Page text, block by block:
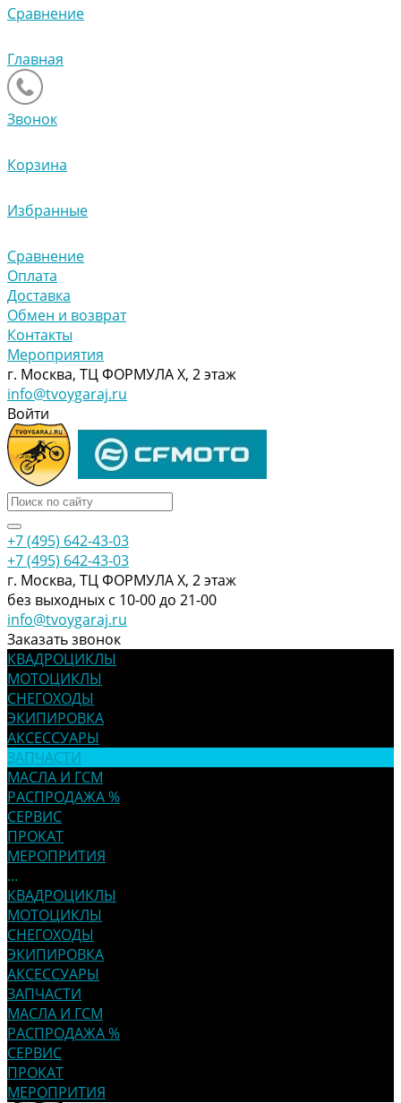
Сравнение
Главная
Звонок
Корзина
Избранные
Сравнение
Оплата
Доставка
Обмен и возврат
Контакты
Мероприятия
г. Москва, ТЦ ФОРМУЛА Х, 2 этаж
info@tvoygaraj.ru
Войти
+7 (495) 642-43-03
+7 (495) 642-43-03
г. Москва, ТЦ ФОРМУЛА Х, 2 этаж
без выходных с 10-00 до 21-00
info@tvoygaraj.ru
Заказать звонок
КВАДРОЦИКЛЫ
МОТОЦИКЛЫ
СНЕГОХОДЫ
ЭКИПИРОВКА
АКСЕССУАРЫ
ЗАПЧАСТИ
МАСЛА И ГСМ
РАСПРОДАЖА %
СЕРВИС
ПРОКАТ
МЕРОПРИТИЯ
...
КВАДРОЦИКЛЫ
МОТОЦИКЛЫ
СНЕГОХОДЫ
ЭКИПИРОВКА
АКСЕССУАРЫ
ЗАПЧАСТИ
МАСЛА И ГСМ
РАСПРОДАЖА %
СЕРВИС
ПРОКАТ
МЕРОПРИТИЯ